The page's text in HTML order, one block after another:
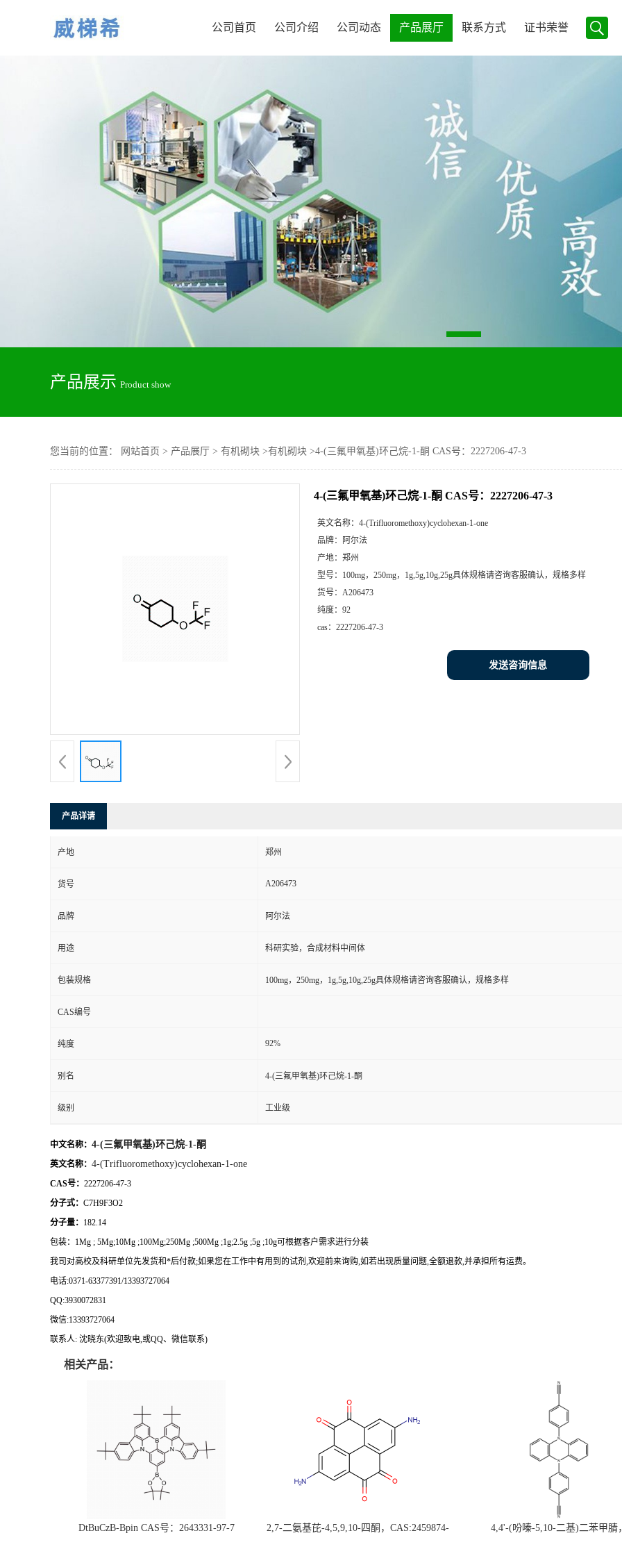
公司首页 公司介绍 公司动态 产品展厅 联系方式 证书荣誉
产品展示 Product show
您当前的位置： 网站首页 > 产品展厅 > 有机砌块 >有机砌块 >4-(三氟甲氧基)环己烷-1-酮 CAS号：2227206-47-3
4-(三氟甲氧基)环己烷-1-酮 CAS号：2227206-47-3
英文名称： 4-(Trifluoromethoxy)cyclohexan-1-one
品牌：
阿尔法
产地： 郑州
型号： 100mg，250mg，1g,5g,10g,25g具体规格请咨询客服确认，规格多样
货号： A206473
纯度： 92
cas： 2227206-47-3
发送咨询信息
产品详请
产地 郑州
货号 A206473
品牌 阿尔法
用途 科研实验，合成材料中间体
包装规格 100mg，250mg，1g,5g,10g,25g具体规格请咨询客服确认，规格多样
CAS编号
纯度 92%
别名 4-(三氟甲氧基)环己烷-1-酮
级别 工业级
中文名称： 4-(三氟甲氧基)环己烷-1-酮
英文名称： 4-(Trifluoromethoxy)cyclohexan-1-one
CAS号： 2227206-47-3
分子式： C7H9F3O2
分子量： 182.14
包装： 1Mg ; 5Mg;10Mg ;100Mg;250Mg ;500Mg ;1g;2.5g ;5g ;10g可根据客户需求进行分装
我司对高校及科研单位先发货和*后付款;如果您在工作中有用到的试剂 ,欢迎前来询购,如若出现质量问题,全额退款,并承担所有运费。
电话:0371-63377391/13393727064
QQ:3930072831
微信:13393727064
联系人: 沈晓东(欢迎致电,或QQ、微信联系)
相关产品：
DtBuCzB-Bpin CAS号：2643331-97-7
2,7-二氨基芘-4,5,9,10-四酮，CAS:2459874-
4,4'-(吩嗪-5,10-二基)二苯甲腈